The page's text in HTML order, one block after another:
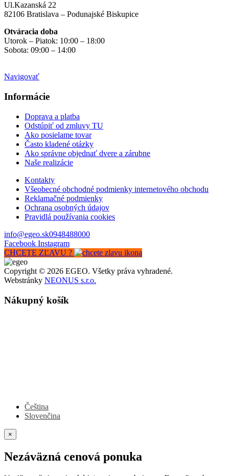
Ul.Kazanská 22
82106 Bratislava – Podunajské Biskupice
Otváracia doba
Utorok – Piatok: 10:00 – 18:00
Sobota: 09:00 – 14:00
Navigovať
Informácie
Doprava a platba
Odstúpiť od zmluvy TU
Ako posielame tovar
Často kladené otázky
Ako správne objednať dvere a zárubne
Naše realizácie
Kontakty
Všeobecné obchodné podmienky internetového obchodu
Reklamačné podmienky
Ochrana osobných údajov
Pravidlá používania cookies
info@egeo.sk0948488000
Facebook Instagram
CHCETE ZĽAVU ?
Copyright © 2026 EGEO. Všetky práva vyhradené.
Webstránky NEONUS s.r.o.
Nákupný košík
Čeština
Slovenčina
×
Nezáväzná cenová ponuka